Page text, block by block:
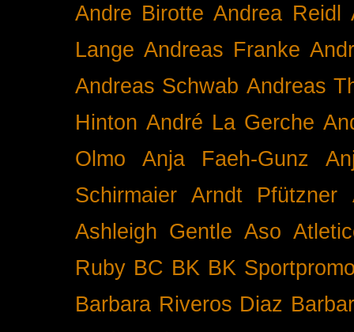
Andre Birotte Andrea Reidl
Lange Andreas Franke
Andreas Schwab Andreas
Hinton André La Gerche
Olmo
Anja Faeh-Gunz
Schirmaier
Arndt Pfützner
Ashleigh Gentle Aso
Ruby BC BK BK
Barbara Riveros Diaz